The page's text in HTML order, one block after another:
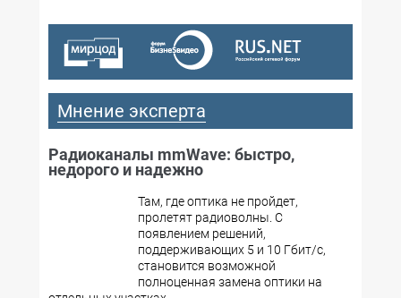
Мнение эксперта
Радиоканалы mmWave: быстро,
недорого и надежно
Там, где оптика не пройдет,
пролетят радиоволны. С
появлением решений,
поддерживающих 5 и 10 Гбит/с,
становится возможной
полноценная замена оптики на